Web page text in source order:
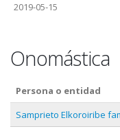
2019-05-15
Onomástica
Persona o entidad
Samprieto Elkoroiribe